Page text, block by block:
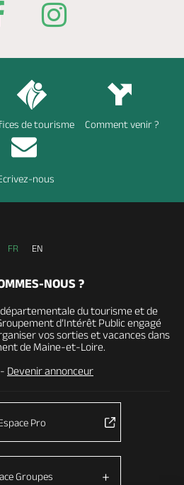
de tourisme Comment venir ?
nous
FR EN
NOUS ?
départementale du tourisme et de
d’Intérêt Public engagé
vos sorties et vacances dans
de Maine-et-Loire.
- Devenir annonceur
Pro
Groupes